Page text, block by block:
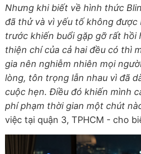
Nhưng khi biết về hình thức
đã thử và vì yếu tố không
trước khiến buổi gặp gỡ rất hồi
thiện chí của cả hai đều có thì
gia nên nghiễm nhiên mọi
lòng, tôn trọng lẫn nhau vì đã
cuộc hẹn. Điều đó khiến mình
phí phạm thời gian một chút
việc tại quận 3, TPHCM - cho